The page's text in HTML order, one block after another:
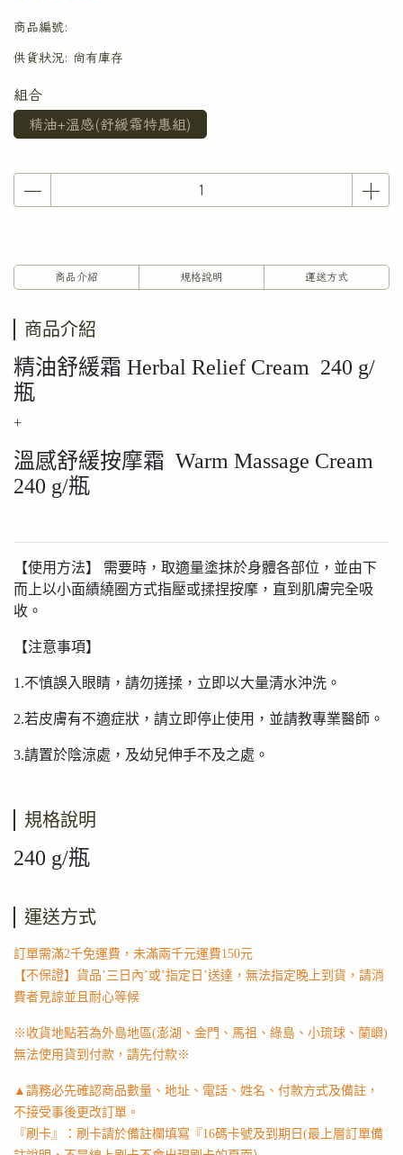
商品編號:
供貨狀況: 尚有庫存
組合
精油+溫感(舒緩霜特惠組)
商品介紹 規格說明 運送方式
商品介紹
精油舒緩霜 Herbal Relief Cream 240 g/
瓶
+
溫感舒緩按摩霜 Warm Massage Cream
240 g/瓶
【使用方法】 需要時，取適量塗抹於身體各部位，並由下
而上以小面績繞圈方式指壓或揉捏按摩，直到肌膚完全吸
收。
【注意事項】
1.不慎誤入眼睛，請勿搓揉，立即以大量清水沖洗。
2.若皮膚有不適症狀，請立即停止使用，並請教專業醫師。
3.請置於陰涼處，及幼兒伸手不及之處。
規格說明
240 g/瓶
運送方式
訂單需滿2千免運費，未滿兩千元運費150元
【不保證】貨品’三日內’或’指定日’送達，無法指定晚上到貨，請消
費者見諒並且耐心等候
※收貨地點若為外島地區(澎湖、金門、馬祖、綠島、小琉球、蘭嶼)
無法使用貨到付款，請先付款※
▲請務必先確認商品數量、地址、電話、姓名、付款方式及備註，
不接受事後更改訂單。
『刷卡』：刷卡請於備註欄填寫『16碼卡號及到期日(最上層訂單備